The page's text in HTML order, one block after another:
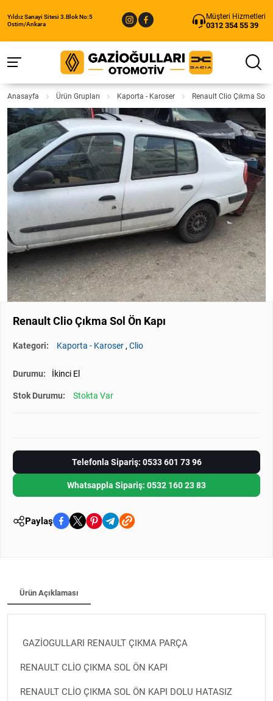
Yıldız Sanayi Sitesi 3.Blok No:5
Ostim/Ankara
Müşteri Hizmetleri
0312 354 55 39
Anasayfa Ürün Grupları Kaporta - Karoser Renault Clio Çıkma Sol
Renault Clio Çıkma Sol Ön Kapı
Kategori: Kaporta - Karoser,Clio
Durumu: İkinci El
Stok Durumu: Stokta Var
Telefonla Sipariş: 0533 601 73 96
Whatsappla Sipariş: 0532 160 23 83
Paylaş
Ürün Açıklaması
GAZİOGULLARI RENAULT ÇIKMA PARÇA
RENAULT CLİO ÇIKMA SOL ÖN KAPI
RENAULT CLİO ÇIKMA SOL ÖN KAPI DOLU HATASIZ